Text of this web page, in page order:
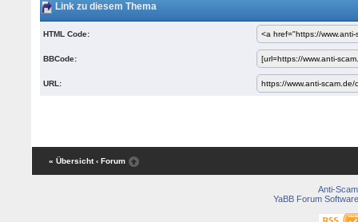
Link zu diesem Thema
HTML Code:
BBCode:
URL:
« Übersicht ‹ Forum
Anti-Scam
YaBB Forum Software